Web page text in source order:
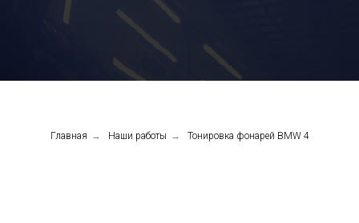
Главная → Наши работы → Тонировка фонарей BMW 4